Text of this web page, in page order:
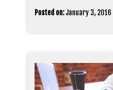
Posted on: January 3, 2016